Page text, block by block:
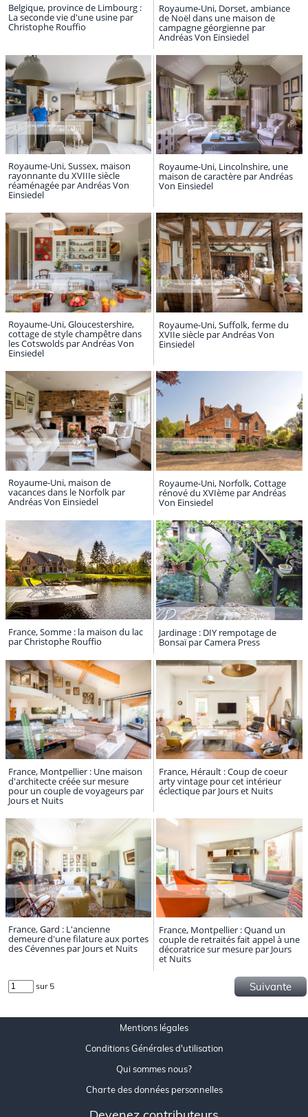
Belgique, province de Limbourg :
La seconde vie d'une usine par
Christophe Rouffio
Royaume-Uni, Dorset, ambiance
de Noël dans une maison de
campagne géorgienne par
Andréas Von Einsiedel
Royaume-Uni, Sussex, maison
rayonnante du XVIIIe siècle
réaménagée par Andréas Von
Einsiedel
Royaume-Uni, Lincolnshire, une
maison de caractère par Andréas
Von Einsiedel
Royaume-Uni, Gloucestershire,
cottage de style champêtre dans
les Cotswolds par Andréas Von
Einsiedel
Royaume-Uni, Suffolk, ferme du
XVIIe siècle par Andréas Von
Einsiedel
Royaume-Uni, maison de
vacances dans le Norfolk par
Andréas Von Einsiedel
Royaume-Uni, Norfolk, Cottage
rénové du XVIème par Andréas
Von Einsiedel
France, Somme : la maison du lac
par Christophe Rouffio
Jardinage : DIY rempotage de
Bonsaï par Camera Press
France, Montpellier : Une maison
d'architecte créée sur mesure
pour un couple de voyageurs par
Jours et Nuits
France, Hérault : Coup de coeur
arty vintage pour cet intérieur
éclectique par Jours et Nuits
France, Gard : L'ancienne
demeure d'une filature aux portes
des Cévennes par Jours et Nuits
France, Montpellier : Quand un
couple de retraités fait appel à une
décoratrice sur mesure par Jours
et Nuits
sur 5 Suivante
Mentions légales
Conditions Générales d'utilisation
Qui sommes nous?
Charte des données personnelles